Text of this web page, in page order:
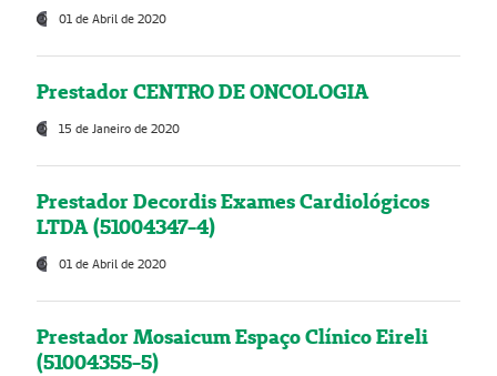
01 de Abril de 2020
Prestador CENTRO DE ONCOLOGIA
15 de Janeiro de 2020
Prestador Decordis Exames Cardiológicos
LTDA (51004347-4)
01 de Abril de 2020
Prestador Mosaicum Espaço Clínico Eireli
(51004355-5)